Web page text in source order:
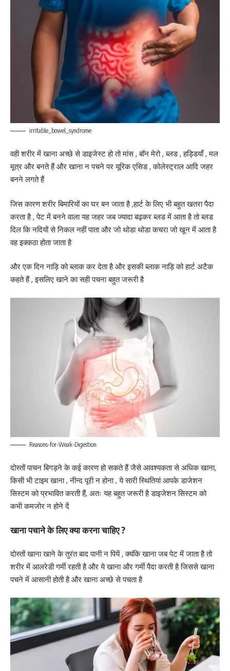
irritable_bowel_syndrome
वही शरीर में खाना अच्छे से डाइजेस्ट हो तो मांस , बॉन मेरो , ब्लड , हड्डियाँ , मल
मूत्र और बनते हैं और खाना न पचने पर यूरिक एसिड , कोलेस्ट्राल आदि जहर
बनने लगते हैं
जिस कारण शरीर बिमारियों का घर बन जाता है ,हार्ट के लिए भी बहुत खतरा पैदा
करता है , पेट में बनने वाला यह जहर जब ज्यादा बढ़कर ब्लड में आता है तो ब्लड
दिल कि नदियों से निकल नहीं पाता और जो थोडा थोडा कचरा जो खून में आता है
वह इक्कठा होता जाता है
और एक दिन नाड़ि को ब्लाक कर देता है और इसकी ब्लाक नाड़ि को हार्ट अटैक
कहते हैं , इसलिए खाने का सही पचना बहुत जरूरी है
Reasons-for-Weak-Digestion
दोस्तों पाचन बिगड़ने के कई कारण हो सकते हैं जैसे आवश्यकता से अधिक खाना,
किसी भी टाइम खाना , नीन्द पूरी न होना , ये सारी स्थितियां आपके डाजेशन
सिस्टम को प्रभावित करती हैं, अतः यह बहुत जरूरी है डाइजेशन सिस्टम को
कभी कमजोर न होने दें
खाना पचाने के लिए क्या करना चाहिए ?
दोस्तों खाना खाने के तुरंत बाद पानी न पियें , क्यंकि खाना जब पेट में जाता है तो
शरीर में आलरेडी गर्मी रहती है और ये खाना और गर्मी पैदा करती है जिससे खाना
पचने में आसानी होती है और खाना अच्छे से पचता है